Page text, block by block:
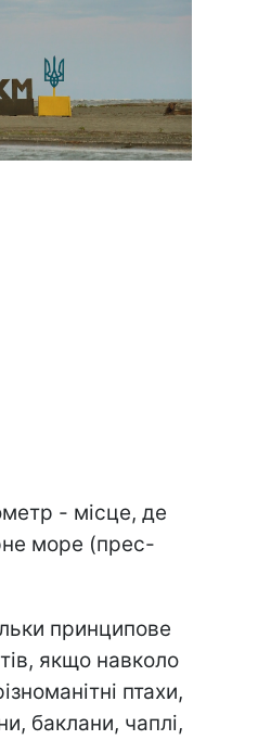
- місце, де
море (прес-
принципове
якщо навколо
птахи,
баклани, чаплі,